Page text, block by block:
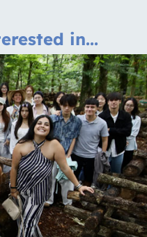
in...